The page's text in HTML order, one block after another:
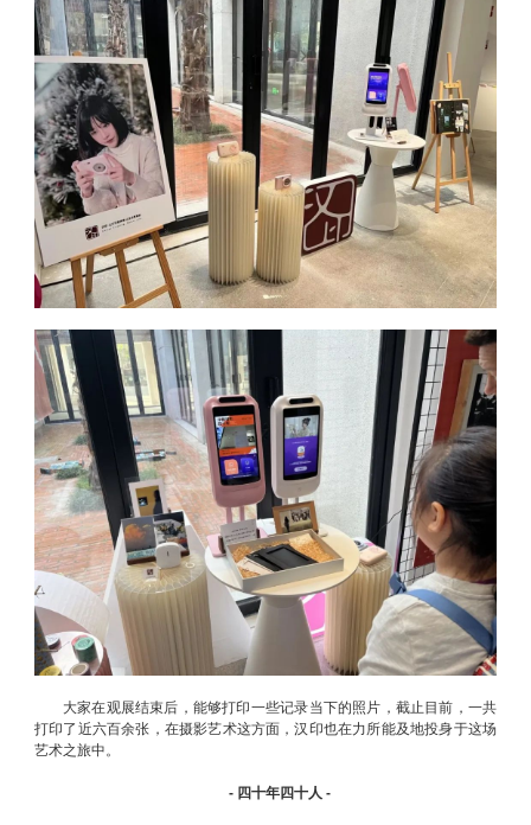
大家在观展结束后，能够打印一些记录当下的照片，截止目前，一共
打印了近六百余张，在摄影艺术这方面，汉印也在力所能及地投身于这场
艺术之旅中。
- 四十年四十人 -